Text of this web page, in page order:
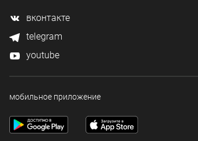
вконтакте
telegram
youtube
мобильное приложение